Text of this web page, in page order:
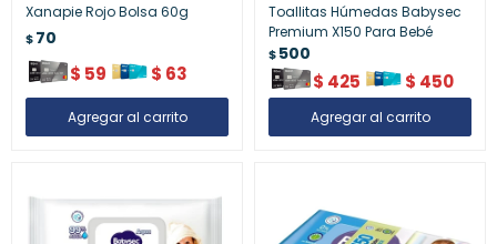
Xanapie Rojo Bolsa 60g
$70
$ 59 $ 63
Toallitas Húmedas Babysec
Premium X150 Para Bebé
$500
$ 425 $ 450